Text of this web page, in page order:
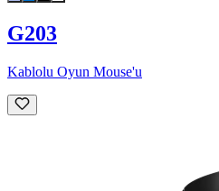
G203
Kablolu Oyun Mouse'u